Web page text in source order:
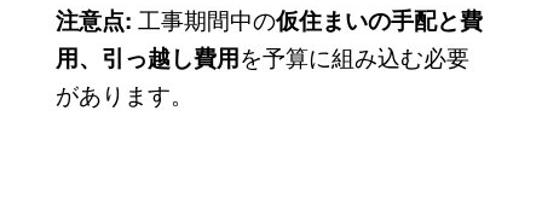
注意点: 工事期間中の仮住まいの手配と費
用、引っ越し費用を予算に組み込む必要
があります。